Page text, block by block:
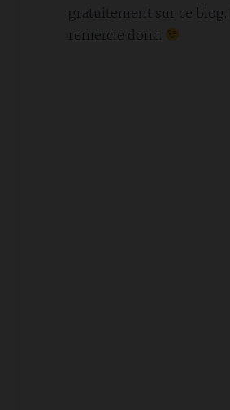
gratuitement sur ce blog.
remercie donc.